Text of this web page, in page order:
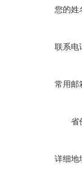
您的姓
联系电
常用邮
省
详细地